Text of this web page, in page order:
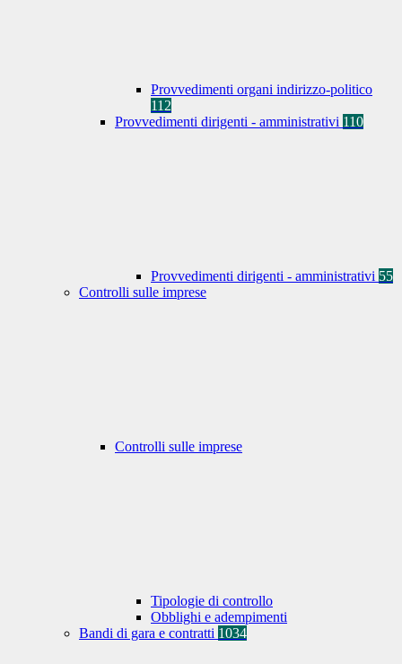
Provvedimenti organi indirizzo-politico
112
Provvedimenti dirigenti - amministrativi 110
Provvedimenti dirigenti - amministrativi 55
Controlli sulle imprese
Controlli sulle imprese
Tipologie di controllo
Obblighi e adempimenti
Bandi di gara e contratti 1034